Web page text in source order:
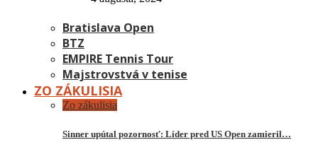
Bratislava Open
BTZ
EMPIRE Tennis Tour
Majstrovstvá v tenise
ZO ZÁKULISIA
Zo zákulisia
Sinner upútal pozornosť: Líder pred US Open zamieril…